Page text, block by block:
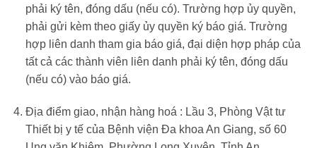
phải ký tên, đóng dấu (nếu có). Trường hợp ủy quyền,
phải gửi kèm theo giấy ủy quyền ký báo giá. Trường
hợp liên danh tham gia báo giá, đại diện hợp pháp của
tất cả các thành viên liên danh phải ký tên, đóng dấu
(nếu có) vào báo giá.
Địa điểm giao, nhận hàng hoá : Lầu 3, Phòng Vật tư
Thiết bị y tế của Bệnh viện Đa khoa An Giang, số 60